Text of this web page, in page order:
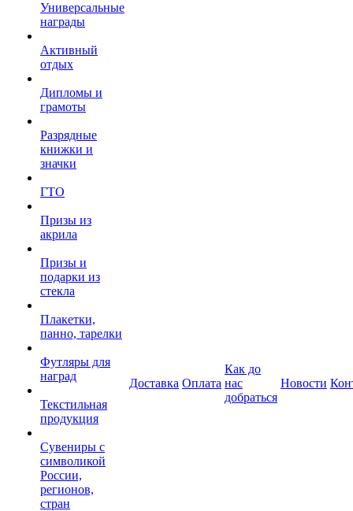
Универсальные
награды
Активный
отдых
Дипломы и
грамоты
Разрядные
книжки и
значки
ГТО
Призы из
акрила
Призы и
подарки из
стекла
Плакетки,
панно, тарелки
Футляры для
наград
Текстильная
продукция
Сувениры с
символикой
России,
регионов,
стран
Доставка Оплата
Как до
нас
добраться
Новости